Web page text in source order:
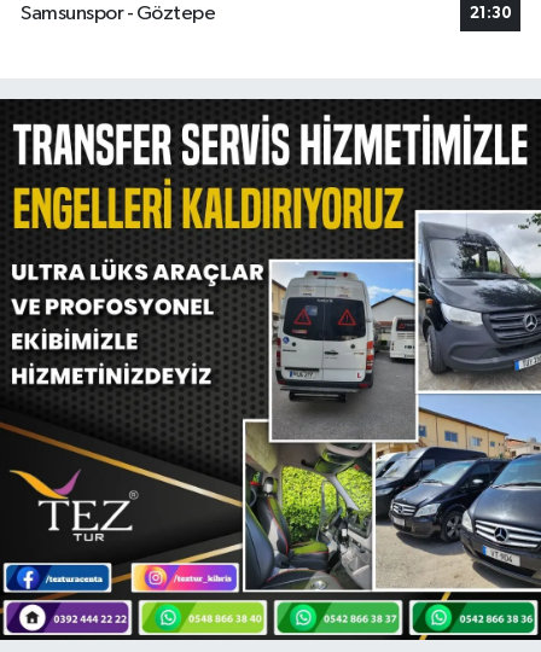
Samsunspor - Göztepe
21:30